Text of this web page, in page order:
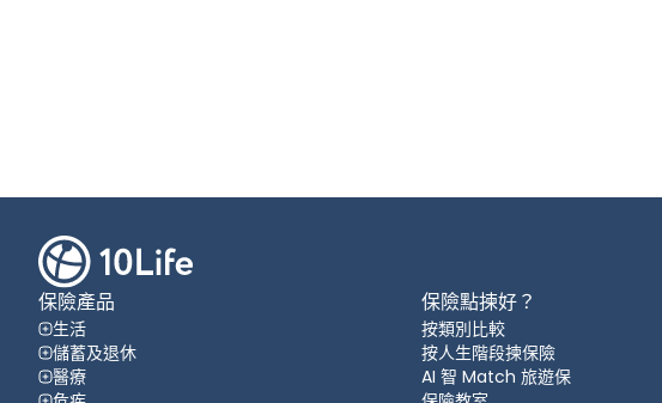
保險產品
生活
儲蓄及退休
醫療
保險點揀好？
按類別比較
按人生階段揀保險
AI 智 Match 旅遊保